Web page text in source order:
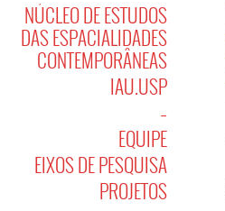
NÚCLEO DE ESTUDOS
DAS ESPACIALIDADES
CONTEMPORÂNEAS
IAU.USP
–
EQUIPE
EIXOS DE PESQUISA
PROJETOS